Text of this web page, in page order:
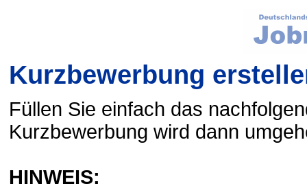
Kurzbewerbung
Füllen Sie einfach das
Kurzbewerbung wird dann
HINWEIS: